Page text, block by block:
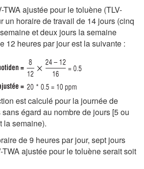
TWA ajustée pour le toluène (TLV-
un horaire de travail de 14 jours (cinq
et deux jours la semaine
12 heures par jour est la suivante :
est calculé pour la journée de
égard au nombre de jours [5 ou
la semaine).
de 9 heures par jour, sept jours
TWA ajustée pour le toluène serait soit